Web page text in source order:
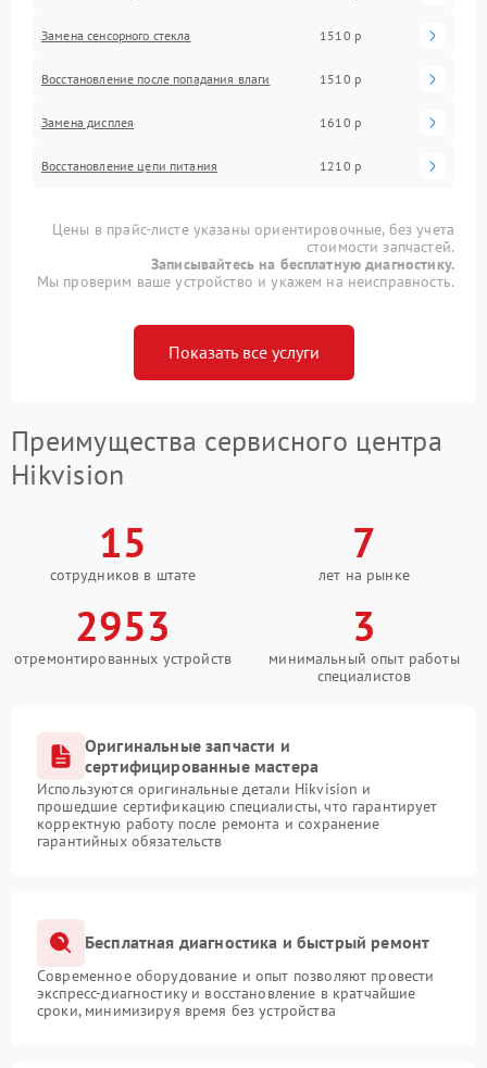
Замена сенсорного стекла 1510 р
Восстановление после попадания влаги 1510 р
Замена дисплея 1610 р
Восстановление цепи питания 1210 р
Цены в прайс-листе указаны ориентировочные, без учета
стоимости запчастей.
Записывайтесь на бесплатную диагностику.
Мы проверим ваше устройство и укажем на неисправность.
Показать все услуги
Преимущества сервисного центра
Hikvision
15
сотрудников в штате
7
лет на рынке
2953
отремонтированных устройств
3
минимальный опыт работы
специалистов
Оригинальные запчасти и
сертифицированные мастера
Используются оригинальные детали Hikvision и
прошедшие сертификацию специалисты, что гарантирует
корректную работу после ремонта и сохранение
гарантийных обязательств
Бесплатная диагностика и быстрый ремонт
Современное оборудование и опыт позволяют провести
экспресс-диагностику и восстановление в кратчайшие
сроки, минимизируя время без устройства